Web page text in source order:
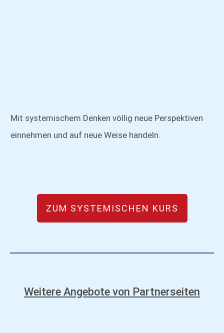
Mit systemischem Denken völlig neue Perspektiven
einnehmen und auf neue Weise handeln.
ZUM SYSTEMISCHEN KURS
Weitere Angebote von Partnerseiten